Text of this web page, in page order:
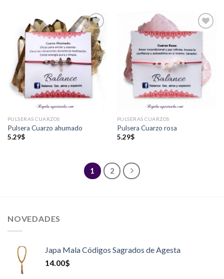
Añadir
a la
lista de
deseos
PULSERAS CUARZOS
Pulsera Cuarzo ahumado
5.29$
Añadir
lista de
deseos
PULSERAS CUARZOS
Pulsera Cuarzo rosa
5.29$
1 2
NOVEDADES
Japa Mala Códigos Sagrados de Agesta
14.00$